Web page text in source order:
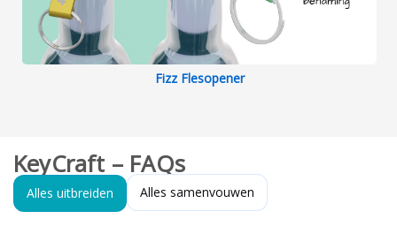
Fizz Flesopener
KeyCraft – FAQs
Alles uitbreiden Alles samenvouwen